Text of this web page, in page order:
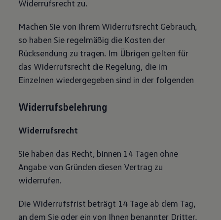
Widerrufsrecht zu.
Machen Sie von Ihrem Widerrufsrecht Gebrauch,
so haben Sie regelmäßig die Kosten der
Rücksendung zu tragen. Im Übrigen gelten für
das Widerrufsrecht die Regelung, die im
Einzelnen wiedergegeben sind in der folgenden
Widerrufsbelehrung
Widerrufsrecht
Sie haben das Recht, binnen 14 Tagen ohne
Angabe von Gründen diesen Vertrag zu
widerrufen.
Die Widerrufsfrist beträgt 14 Tage ab dem Tag,
an dem Sie oder ein von Ihnen benannter Dritter,